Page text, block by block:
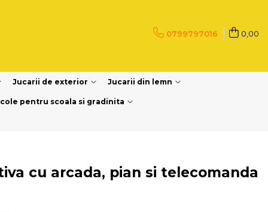
0799797016 0,00
Jucarii de exterior Jucarii din lemn
pentru scoala si gradinita
cu arcada, pian si telecomanda